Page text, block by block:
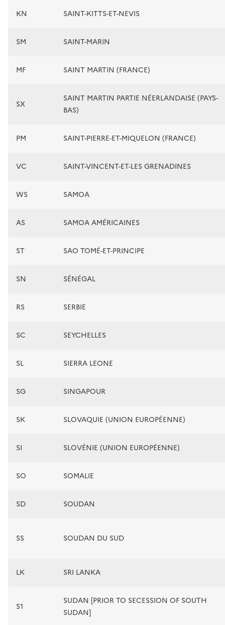
KN SAINT-KITTS-ET-NEVIS
SM SAINT-MARIN
MF SAINT MARTIN (FRANCE)
SX
SAINT MARTIN PARTIE NÉERLANDAISE (PAYS-
BAS)
PM SAINT-PIERRE-ET-MIQUELON (FRANCE)
VC SAINT-VINCENT-ET-LES GRENADINES
WS SAMOA
AS SAMOA AMÉRICAINES
ST SAO TOMÉ-ET-PRINCIPE
SN SÉNÉGAL
RS SERBIE
SC SEYCHELLES
SL SIERRA LEONE
SG SINGAPOUR
SK SLOVAQUIE (UNION EUROPÉENNE)
SI SLOVÉNIE (UNION EUROPÉENNE)
SO SOMALIE
SD SOUDAN
SS SOUDAN DU SUD
LK SRI LANKA
S1
SUDAN [PRIOR TO SECESSION OF SOUTH
SUDAN]